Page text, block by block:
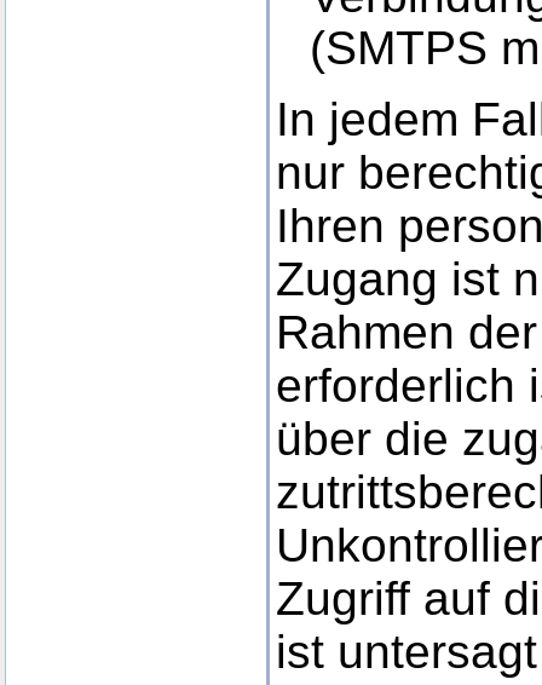
(SMTPS
In jedem
nur
Ihren
Zugang ist
Rahmen
erforderlich
über die
Zugriff auf
ist